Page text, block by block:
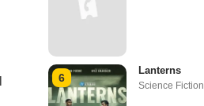
6
Lanterns
Science Fiction